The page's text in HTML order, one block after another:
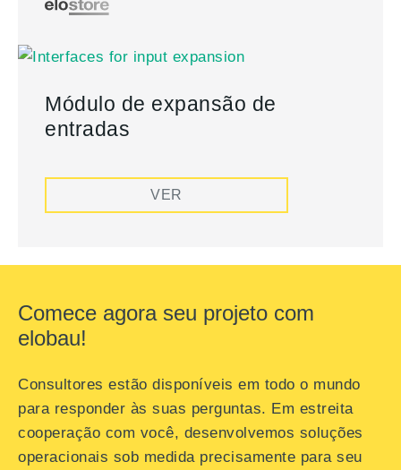
Módulo de expansão de
entradas
VER
Comece agora seu projeto com
elobau!
Consultores estão disponíveis em todo o mundo
para responder às suas perguntas. Em estreita
cooperação com você, desenvolvemos soluções
operacionais sob medida precisamente para seu